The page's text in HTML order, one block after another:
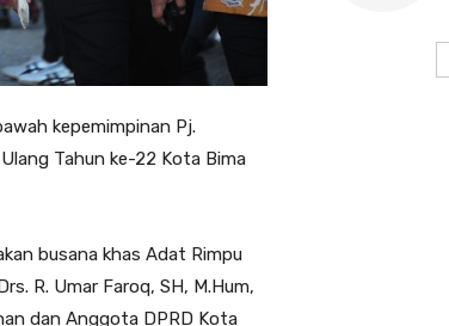
kepemimpinan Pj.
Tahun ke-22 Kota Bima
busana khas Adat Rimpu
R. Umar Faroq, SH, M.Hum,
dan Anggota DPRD Kota